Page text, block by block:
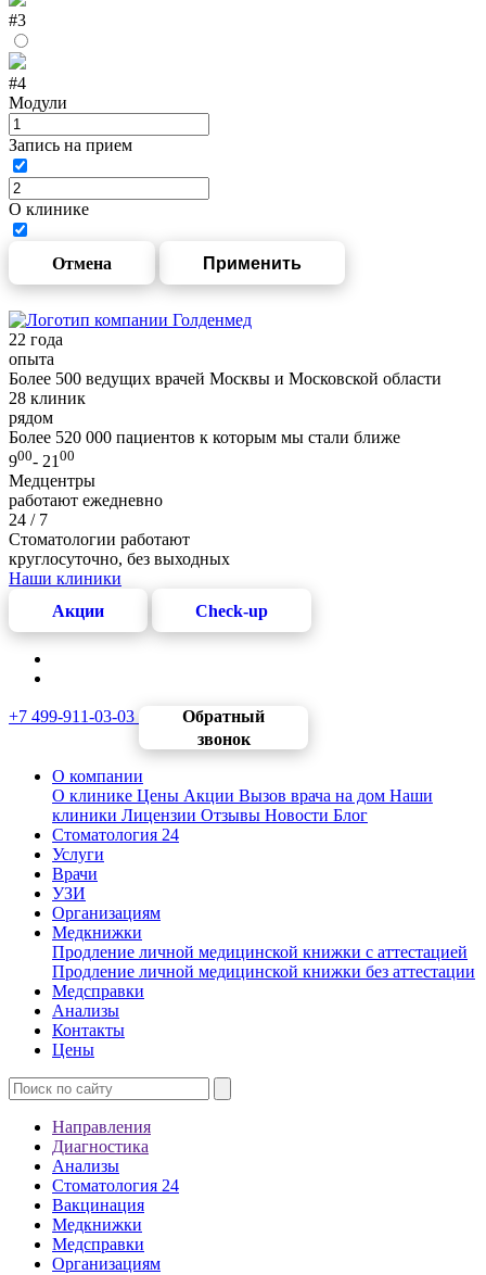
#3
#4
Модули
Запись на прием
О клинике
Отмена Применить
22 года
опыта
Более 500 ведущих врачей Москвы и Московской области
28 клиник
рядом
Более 520 000 пациентов к которым мы стали ближе
900- 21 00
Медцентры
работают ежедневно
24 / 7
Стоматологии работают
круглосуточно, без выходных
Наши клиники
Акции
Check-up
+7 499-911-03-03
Обратный
звонок
О компании
О клинике Цены Акции Вызов врача на дом Наши
клиники Лицензии Отзывы Новости Блог
Стоматология 24
Услуги
Врачи
УЗИ
Организациям
Медкнижки
Продление личной медицинской книжки с аттестацией
Продление личной медицинской книжки без аттестации
Медсправки
Анализы
Контакты
Цены
Направления
Диагностика
Анализы
Стоматология 24
Вакцинация
Медкнижки
Медсправки
Организациям